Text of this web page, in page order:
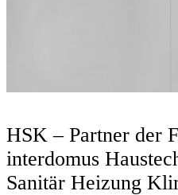
HSK – Partner der
interdomus
Sanitär Heizung